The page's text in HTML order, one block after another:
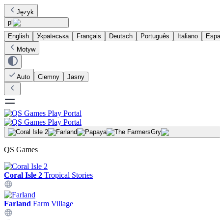
Język
pl
English
Українська Français Deutsch Português Italiano
Motyw
Auto Ciemny Jasny
Gry
QS Games
Coral Isle 2 Tropical Stories
Farland Farm Village